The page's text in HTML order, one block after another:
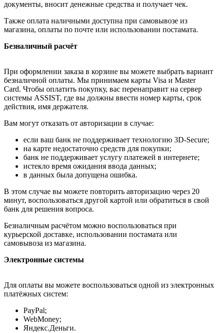
документы, вносит денежные средства и получает чек.
Также оплата наличными доступна при самовывозе из
магазина, оплаты по почте или использовании постамата.
Безналичный расчёт
При оформлении заказа в корзине вы можете выбрать вариант
безналичной оплаты. Мы принимаем карты Visa и Master
Card. Чтобы оплатить покупку, вас перенаправит на сервер
системы ASSIST, где вы должны ввести номер карты, срок
действия, имя держателя.
Вам могут отказать от авторизации в случае:
если ваш банк не поддерживает технологию 3D-Secure;
на карте недостаточно средств для покупки;
банк не поддерживает услугу платежей в интернете;
истекло время ожидания ввода данных;
в данных была допущена ошибка.
В этом случае вы можете повторить авторизацию через 20
минут, воспользоваться другой картой или обратиться в свой
банк для решения вопроса.
Безналичным расчётом можно воспользоваться при
курьерской доставке, использовании постамата или
самовывоза из магазина.
Электронные системы
Для оплаты вы можете воспользоваться одной из электронных
платёжных систем:
PayPal;
WebMoney;
Яндекс.Деньги.